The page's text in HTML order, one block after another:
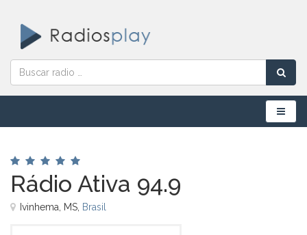
Menú
Rádio Ativa 94.9
Ivinhema, MS, Brasil